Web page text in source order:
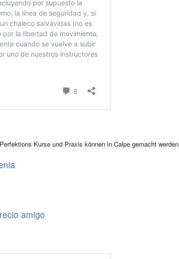
Kurse und Praxis können in Calpe gemacht werden
amigo